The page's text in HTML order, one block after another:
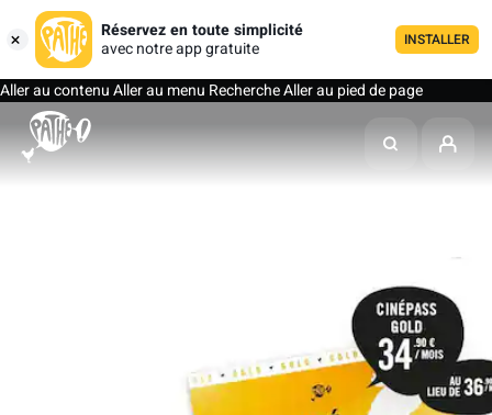
Réservez en toute simplicité
avec notre app gratuite
INSTALLER
Aller au contenuAller au menu RechercheAller au pied de page